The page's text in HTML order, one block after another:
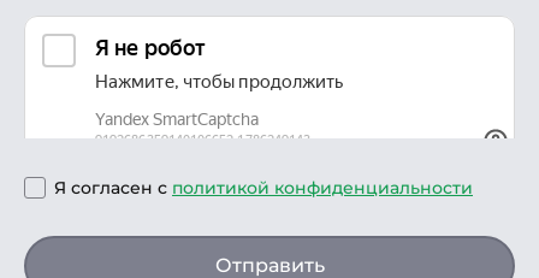
Я согласен с политикой конфиденциальности
Отправить